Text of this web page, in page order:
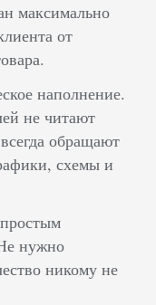
максимально
от
наполнение.
не читают
обращают
схемы и
нужно
никому не